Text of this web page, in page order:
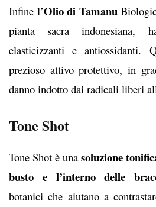
Infine l’Olio di Tamanu
pianta sacra indonesiana,
elasticizzanti e antiossidanti.
prezioso attivo protettivo, in
danno indotto dai radicali liberi
Tone Shot
Tone Shot è una soluzione
busto e l’interno delle
botanici che aiutano a